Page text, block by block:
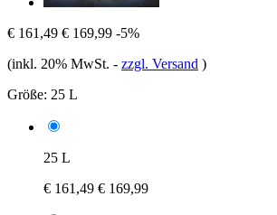
€ 161,49 € 169,99 -5%
(inkl. 20% MwSt. - zzgl. Versand )
Größe: 25 L
25 L
€ 161,49 € 169,99